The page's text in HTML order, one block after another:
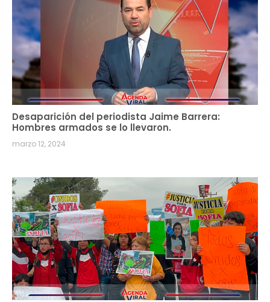
Desaparición del periodista Jaime Barrera:
Hombres armados se lo llevaron.
marzo 12, 2024